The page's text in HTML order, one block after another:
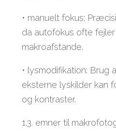
• manuelt fokus:
da autofokus ofte
makroafstande.
• lysmodifikation: Brug
eksterne lyskilder kan
og kontraster.
1.3. emner til